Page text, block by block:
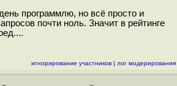
программлю, но всё просто и
почти ноль. Значит в рейтинге
игнорирование участников | лог модерирования